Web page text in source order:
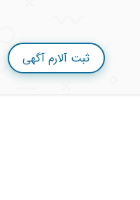
ثبت آلارم آگهی